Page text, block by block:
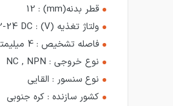
قطر بدنه(mm) :
12
ولتاژ تغذیه (V) :
24 DC
فاصله تشخیص : 4 میلیمتر
نوع خروجی : NC , NPN
نوع سنسور : القایی
کشور سازنده : کره جنوبی